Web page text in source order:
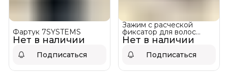
Нет в наличии
Фартук 7SYSTEMS
Подписаться
Нет в наличии
Зажим с расческой
фиксатор для волос
7SYSTEMS
Подписаться